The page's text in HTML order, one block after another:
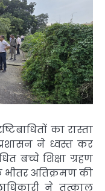
का रास्ता
ने ध्वस्त कर
बच्चे शिक्षा ग्रहण
भीतर अतिक्रमण की
ने तत्काल